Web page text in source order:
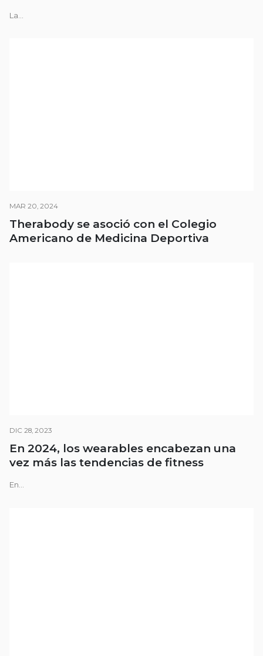
La...
MAR 20, 2024
Therabody se asoció con el Colegio
Americano de Medicina Deportiva
DIC 28, 2023
En 2024, los wearables encabezan una
vez más las tendencias de fitness
En...